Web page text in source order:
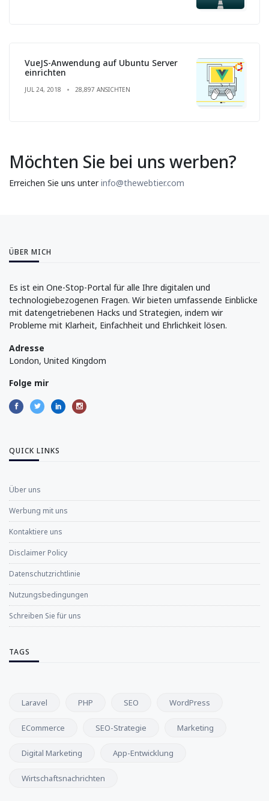
VueJS-Anwendung auf Ubuntu Server
einrichten
JUL 24, 2018 28,897 ANSICHTEN
Möchten Sie bei uns werben?
Erreichen Sie uns unterinfo@thewebtier.com
ÜBER MICH
Es ist ein One-Stop-Portal für alle Ihre digitalen und
technologiebezogenen Fragen. Wir bieten umfassende Einblicke
mit datengetriebenen Hacks und Strategien, indem wir
Probleme mit Klarheit, Einfachheit und Ehrlichkeit lösen.
Adresse
London, United Kingdom
Folge mir
QUICK LINKS
Über uns
Werbung mit uns
Kontaktiere uns
Disclaimer Policy
Datenschutzrichtlinie
Nutzungsbedingungen
Schreiben Sie für uns
TAGS
Laravel PHP SEO WordPress
ECommerce SEO-Strategie Marketing
Digital Marketing App-Entwicklung
Wirtschaftsnachrichten